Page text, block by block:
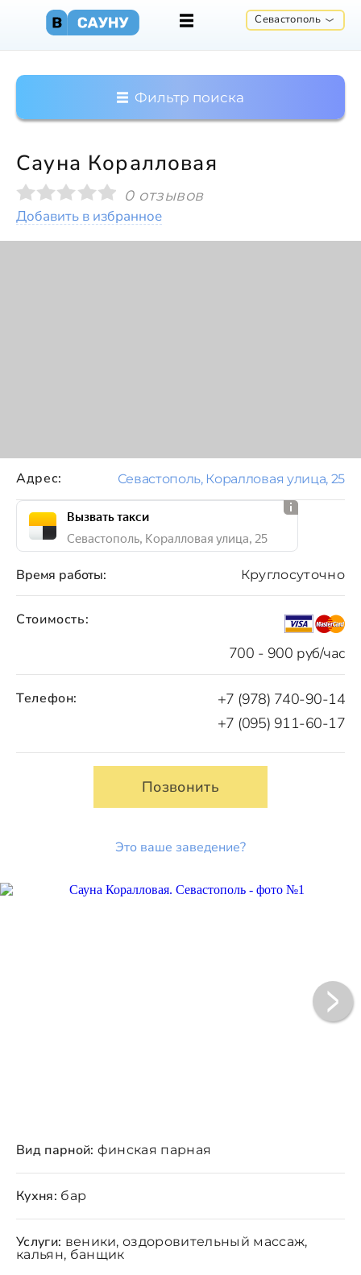
Севастополь
Фильтр поиска
Сауна Коралловая
0 отзывов
Добавить в избранное
Стоимость:
700 - 900 руб/час
Время работы: Круглосуточно
Телефон:
+7 (978) 740-90-14
+7 (095) 911-60-17
Позвонить
Это ваше заведение?
Адрес: Севастополь, Коралловая улица, 25
Вызвать такси
Севастополь, Коралловая улица, 25
Вид парной: финская парная
Кухня: бар
Услуги: веники, оздоровительный массаж,
кальян, банщик